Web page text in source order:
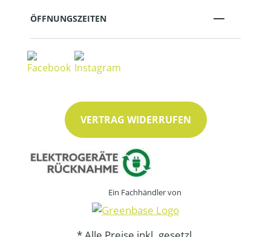
ÖFFNUNGSZEITEN
VERTRAG WIDERRUFEN
Ein Fachhändler von